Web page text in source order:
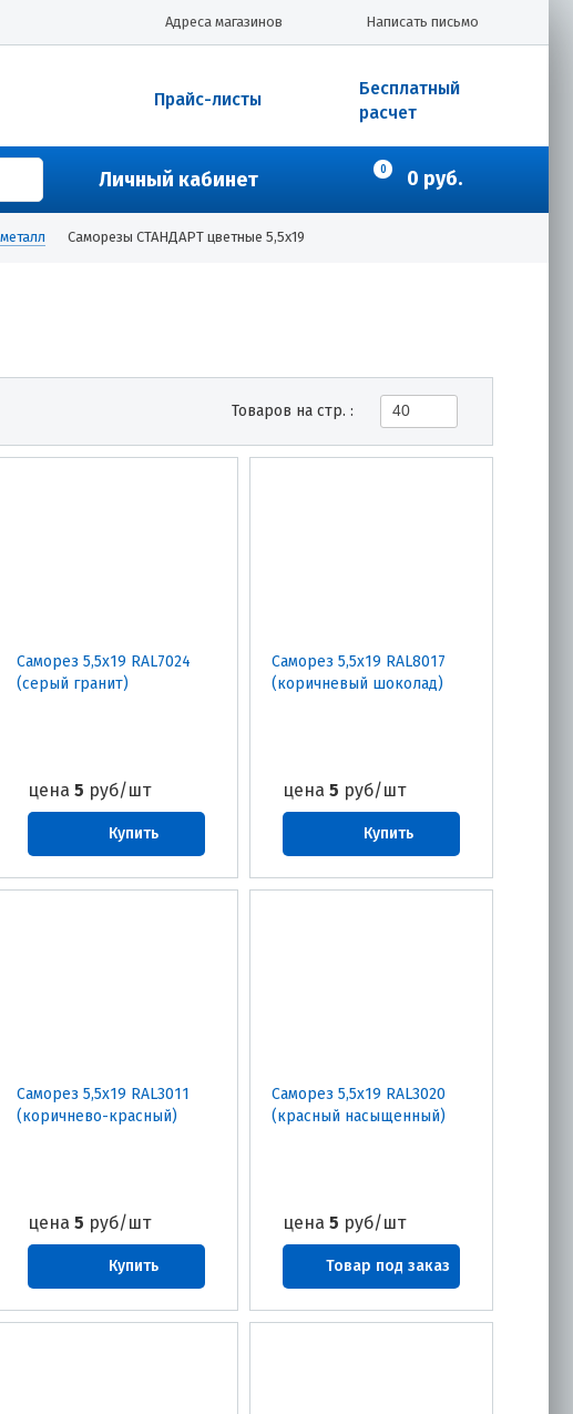
Написать письмо
Адреса магазинов
Бесплатный
расчет
Прайс-листы
Личный кабинет 0 0 руб.
Саморезы СТАНДАРТ цветные 5,5х19
Товаров на стр. : 40
Саморез 5,5х19 RAL7024
(серый гранит)
цена 5 руб/шт
Купить
Саморез 5,5х19 RAL8017
(коричневый шоколад)
цена 5 руб/шт
Купить
Саморез 5,5х19 RAL3011
(коричнево-красный)
цена 5 руб/шт
Купить
Саморез 5,5х19 RAL3020
(красный насыщенный)
цена 5 руб/шт
Товар под заказ